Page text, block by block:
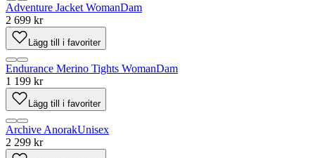
Adventure Jacket WomanDam
2 699 kr
Lägg till i favoriter
Endurance Merino Tights WomanDam
1 199 kr
Lägg till i favoriter
Archive AnorakUnisex
2 299 kr